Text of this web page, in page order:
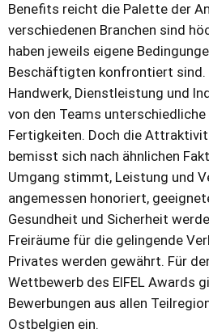
Benefits reicht die Palette der
verschiedenen Branchen sind
haben jeweils eigene
Beschäftigten konfrontiert sind.
Handwerk, Dienstleistung und
von den Teams
Fertigkeiten. Doch die
bemisst sich nach ähnlichen
Umgang stimmt, Leistung und
angemessen honoriert,
Gesundheit und Sicherheit
Freiräume für die gelingende
Privates werden gewährt. Für
Wettbewerb des EIFEL Awards
Bewerbungen aus allen
Ostbelgien ein.